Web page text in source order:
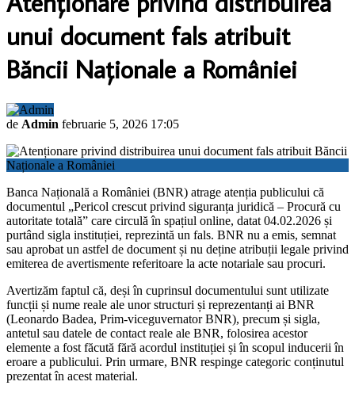
unui document fals atribuit
Băncii Naționale a României
de Admin februarie 5, 2026 17:05
Banca Națională a României (BNR) atrage atenția publicului că
documentul „Pericol crescut privind siguranța juridică – Procură cu
autoritate totală” care circulă în spațiul online, datat 04.02.2026 și
purtând sigla instituției, reprezintă un fals. BNR nu a emis, semnat
sau aprobat un astfel de document și nu deține atribuții legale privind
emiterea de avertismente referitoare la acte notariale sau procuri.
Avertizăm faptul că, deși în cuprinsul documentului sunt utilizate
funcții și nume reale ale unor structuri și reprezentanți ai BNR
(Leonardo Badea, Prim-viceguvernator BNR), precum și sigla,
antetul sau datele de contact reale ale BNR, folosirea acestor
elemente a fost făcută fără acordul instituției și în scopul inducerii în
eroare a publicului. Prin urmare, BNR respinge categoric conținutul
prezentat în acest material.